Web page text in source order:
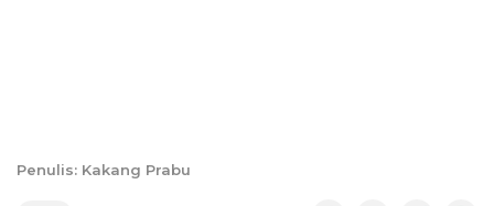
Penulis: Kakang Prabu